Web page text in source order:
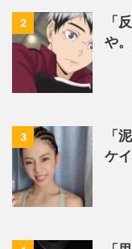
2
「
や
3
「
ケ